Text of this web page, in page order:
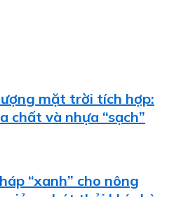
mặt trời tích hợp:
chất và nhựa “sạch”
“xanh” cho nông